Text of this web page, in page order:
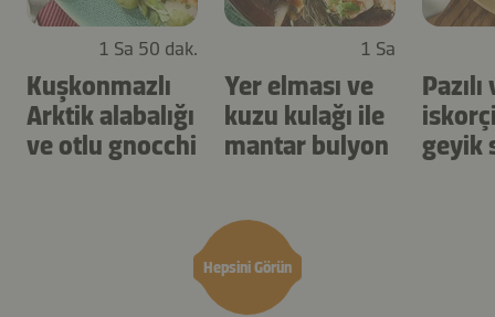
Hepsini Görün
1 Sa 50 dak.
Kuşkonmazlı
Arktik alabalığı
ve otlu gnocchi
1 Sa
Yer elması ve
kuzu kulağı ile
mantar bulyon
Pazılı
geyik